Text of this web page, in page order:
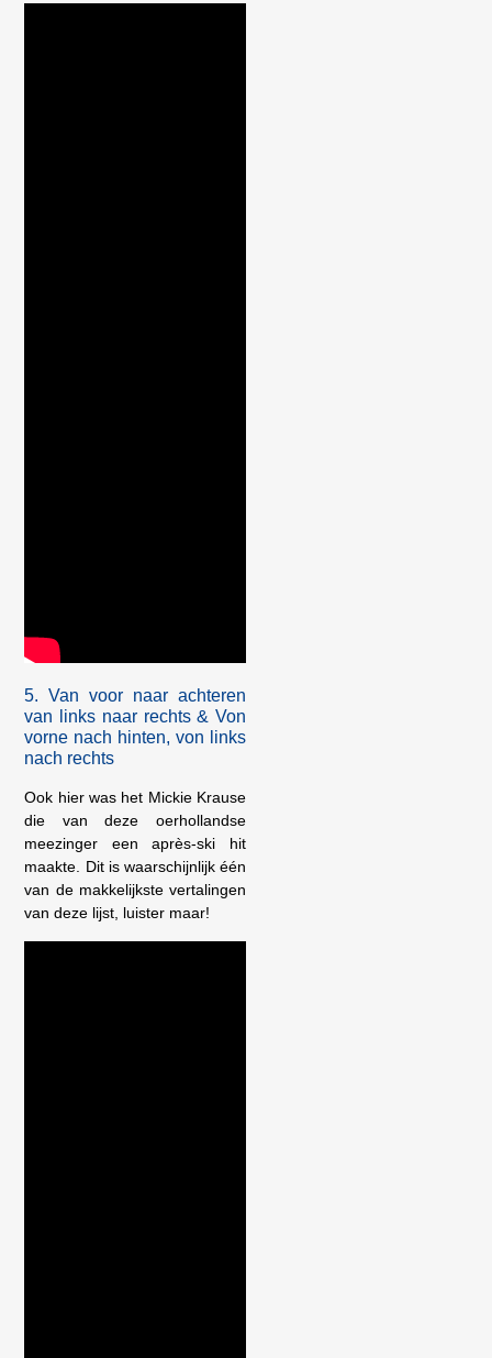
5. Van voor naar achteren
van links naar rechts & Von
vorne nach hinten, von links
nach rechts
Ook hier was het Mickie Krause
die van deze oerhollandse
meezinger een après-ski hit
maakte. Dit is waarschijnlijk één
van de makkelijkste vertalingen
van deze lijst, luister maar!